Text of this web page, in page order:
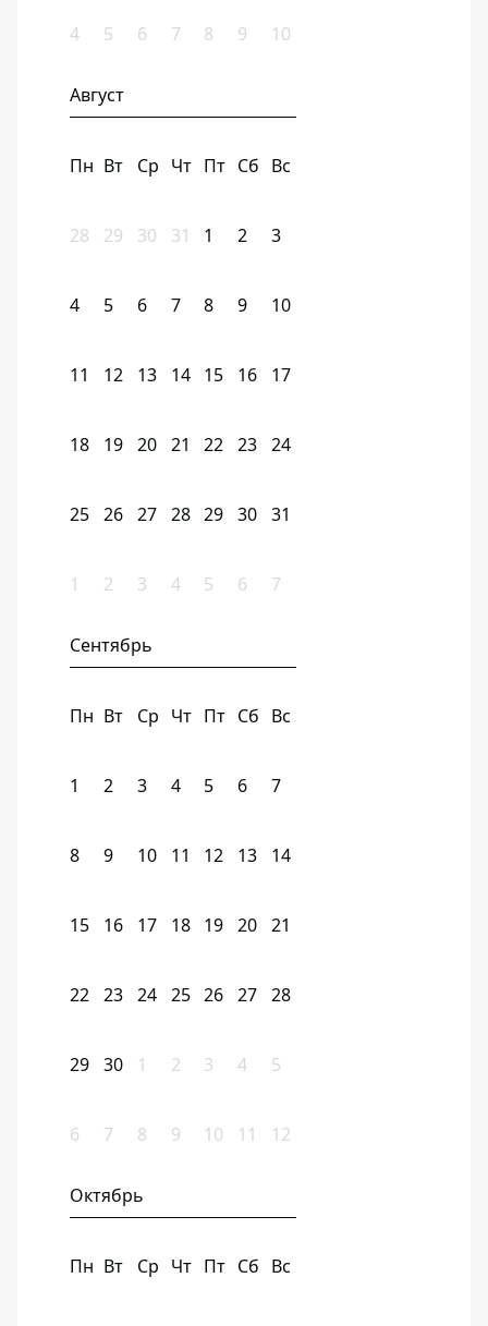
4 5 6 7 8 9 10
Август
Пн Вт Ср Чт Пт Сб Вс
28 29 30 31 1 2 3
4 5 6 7 8 9 10
11 12 13 14 15 16 17
18 19 20 21 22 23 24
25 26 27 28 29 30 31
1 2 3 4 5 6 7
Сентябрь
Пн Вт Ср Чт Пт Сб Вс
1 2 3 4 5 6 7
8 9 10 11 12 13 14
15 16 17 18 19 20 21
22 23 24 25 26 27 28
29 30 1 2 3 4 5
6 7 8 9 10 11 12
Октябрь
Пн Вт Ср Чт Пт Сб Вс